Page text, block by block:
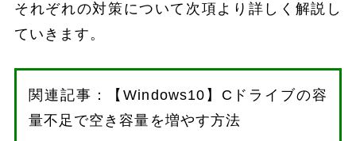
それぞれの対策について次項より詳しく解説し
ていきます。
関連記事：【Windows10】Cドライブの容
量不足で空き容量を増やす方法